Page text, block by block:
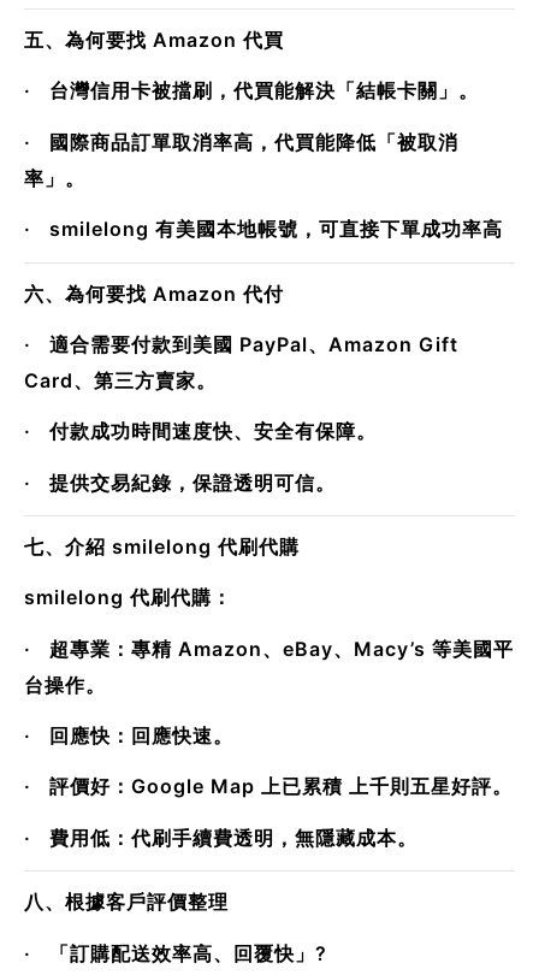
五、為何要找 Amazon 代買
· 台灣信用卡被擋刷，代買能解決「結帳卡關」。
· 國際商品訂單取消率高，代買能降低「被取消
率」。
· smilelong 有美國本地帳號，可直接下單成功率高
六、為何要找 Amazon 代付
· 適合需要付款到美國 PayPal、Amazon Gift
Card、第三方賣家。
· 付款成功時間速度快、安全有保障。
· 提供交易紀錄，保證透明可信。
七、介紹 smilelong 代刷代購
smilelong 代刷代購：
· 超專業：專精 Amazon、eBay、Macy’s 等美國平
台操作。
· 回應快：回應快速。
· 評價好：Google Map 上已累積 上千則五星好評。
· 費用低：代刷手續費透明，無隱藏成本。
八、根據客戶評價整理
· 「訂購配送效率高、回覆快」?